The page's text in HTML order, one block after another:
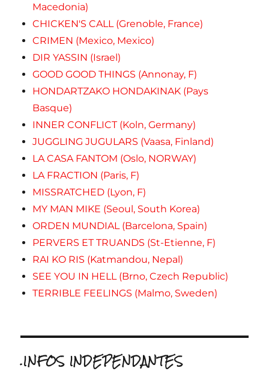
Macedonia)
CHICKEN'S CALL (Grenoble, France)
CRIMEN (Mexico, Mexico)
DIR YASSIN (Israel)
GOOD GOOD THINGS (Annonay, F)
HONDARTZAKO HONDAKINAK (Pays
Basque)
INNER CONFLICT (Koln, Germany)
JUGGLING JUGULARS (Vaasa, Finland)
LA CASA FANTOM (Oslo, NORWAY)
LA FRACTION (Paris, F)
MISSRATCHED (Lyon, F)
MY MAN MIKE (Seoul, South Korea)
ORDEN MUNDIAL (Barcelona, Spain)
PERVERS ET TRUANDS (St-Etienne, F)
RAI KO RIS (Katmandou, Nepal)
SEE YOU IN HELL (Brno, Czech Republic)
TERRIBLE FEELINGS (Malmo, Sweden)
.INFOS INDEPENDANTES